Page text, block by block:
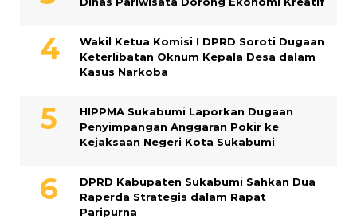
Wakil Ketua Komisi I DPRD Soroti Dugaan
Keterlibatan Oknum Kepala Desa dalam
Kasus Narkoba
HIPPMA Sukabumi Laporkan Dugaan
Penyimpangan Anggaran Pokir ke
Kejaksaan Negeri Kota Sukabumi
DPRD Kabupaten Sukabumi Sahkan Dua
Raperda Strategis dalam Rapat
Paripurna